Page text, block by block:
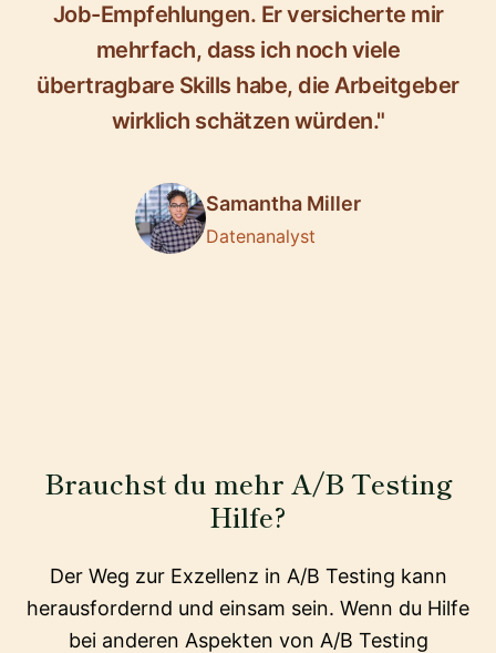
Job-Empfehlungen. Er versicherte mir
mehrfach, dass ich noch viele
übertragbare Skills habe, die Arbeitgeber
wirklich schätzen würden."
Samantha Miller
Datenanalyst
Brauchst du mehr A/B Testing
Hilfe?
Der Weg zur Exzellenz in A/B Testing kann
herausfordernd und einsam sein. Wenn du Hilfe
bei anderen Aspekten von A/B Testing